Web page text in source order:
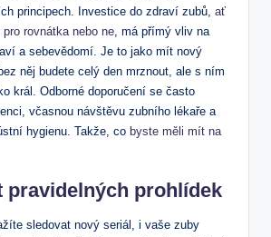
principech. Investice do zdraví zubů, ať
rovnátka nebo ne, má přímý vliv na
a sebevědomí. Je to jako mít nový
něj budete celý den mrznout, ale s ním
král. Odborné doporučení se často
včasnou návštěvu zubního lékaře a
hygienu. Takže, co byste měli mít na
pravidelných prohlídek
sledovat nový seriál, i vaše zuby